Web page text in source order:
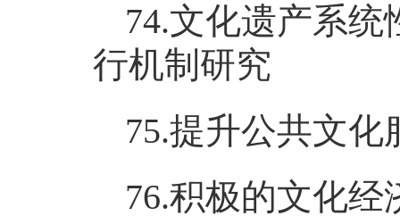
74.文化遗产系
行机制研究
75.提升公共文
76.积极的文化